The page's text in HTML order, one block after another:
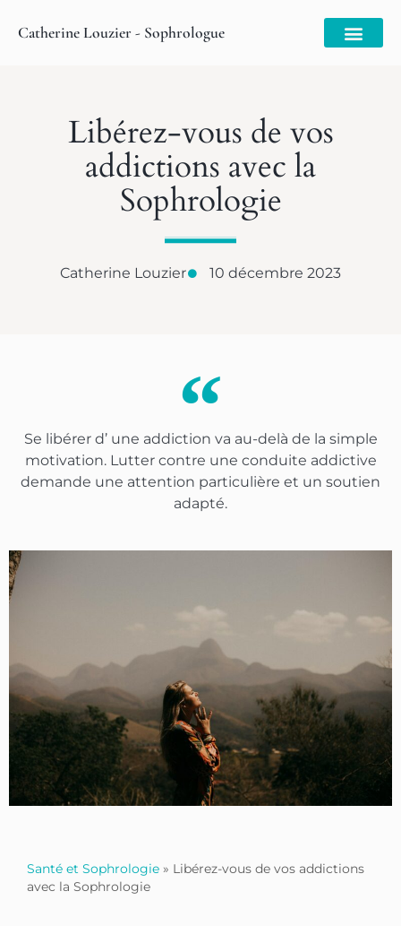
Catherine Louzier - Sophrologue
Libérez-vous de vos
addictions avec la
Sophrologie
Catherine Louzier 10 décembre 2023
Se libérer d’ une addiction va au-delà de la simple
motivation. Lutter contre une conduite addictive
demande une attention particulière et un soutien
adapté.
Santé et Sophrologie » Libérez-vous de vos addictions
avec la Sophrologie